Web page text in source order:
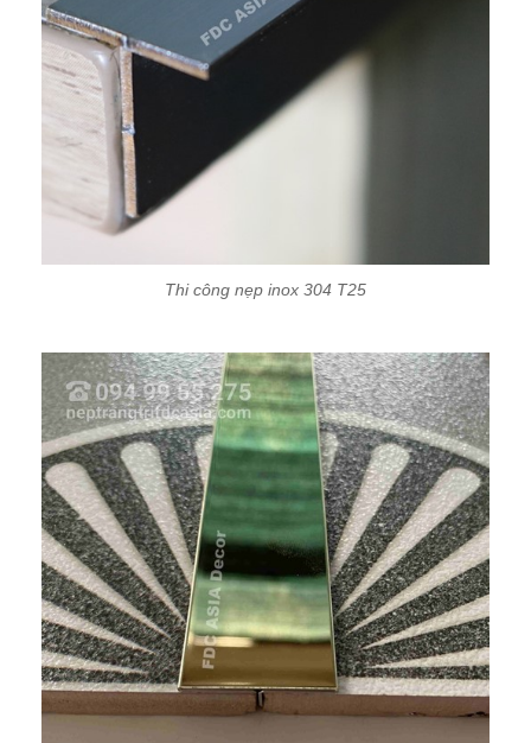
Thi công nẹp inox 304 T25